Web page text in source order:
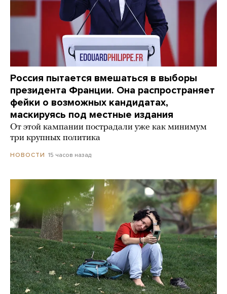
Россия пытается вмешаться в выборы
президента Франции. Она распространяет
фейки о возможных кандидатах,
маскируясь под местные издания
От этой кампании пострадали уже как минимум
три крупных политика
НОВОСТИ 15 часов назад